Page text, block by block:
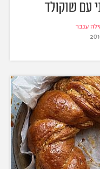
עם שוקולד
ענבר